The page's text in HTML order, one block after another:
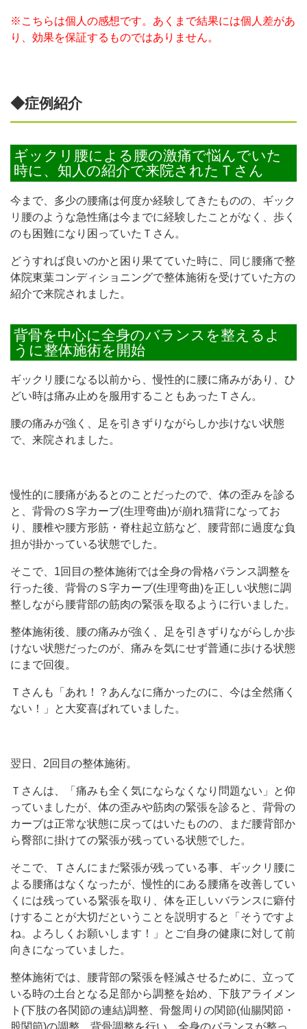
※こちらは個人の感想です。あくまで結果には個人差があ
り、効果を保証するものではありません。
◆症例紹介
ギックリ腰による腰の激痛で悩んでいた
時に、知人の紹介で来院されたＴさん
今まで、多少の腰痛は何度か経験してきたものの、ギック
リ腰のような急性痛は今までに経験したことがなく、歩く
のも困難になり困っていたＴさん。
どうすれば良いのかと困り果てていた時に、同じ腰痛で整
体院東葉コンディショニングで整体施術を受けていた方の
紹介で来院されました。
背骨を中心に全身のバランスを整えるよ
うに整体施術を開始
ギックリ腰になる以前から、慢性的に腰に痛みがあり、ひ
どい時は痛み止めを服用することもあったＴさん。
腰の痛みが強く、足を引きずりながらしか歩けない状態
で、来院されました。
慢性的に腰痛があるとのことだったので、体の歪みを診る
と、背骨のＳ字カーブ(生理弯曲)が崩れ猫背になってお
り、腰椎や腰方形筋・脊柱起立筋など、腰背部に過度な負
担が掛かっている状態でした。
そこで、1回目の整体施術では全身の骨格バランス調整を
行った後、背骨のＳ字カーブ(生理弯曲)を正しい状態に調
整しながら腰背部の筋肉の緊張を取るように行いました。
整体施術後、腰の痛みが強く、足を引きずりながらしか歩
けない状態だったのが、痛みを気にせず普通に歩ける状態
にまで回復。
Ｔさんも「あれ！？あんなに痛かったのに、今は全然痛く
ない！」と大変喜ばれていました。
翌日、2回目の整体施術。
Ｔさんは、「痛みも全く気にならなくなり問題ない」と仰
っていましたが、体の歪みや筋肉の緊張を診ると、背骨の
カーブは正常な状態に戻ってはいたものの、まだ腰背部か
ら臀部に掛けての緊張が残っている状態でした。
そこで、Ｔさんにまだ緊張が残っている事、ギックリ腰に
よる腰痛はなくなったが、慢性的にある腰痛を改善してい
くには残っている緊張を取り、体を正しいバランスに癖付
けすることが大切だということを説明すると「そうですよ
ね。よろしくお願いします！」とご自身の健康に対して前
向きになっていました。
整体施術では、腰背部の緊張を軽減させるために、立って
いる時の土台となる足部から調整を始め、下肢アライメン
ト(下肢の各関節の連結)調整、骨盤周りの関節(仙腸関節・